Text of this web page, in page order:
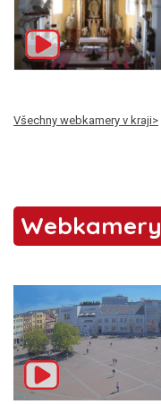
Všechny webkamery v kraji>
Webkamery